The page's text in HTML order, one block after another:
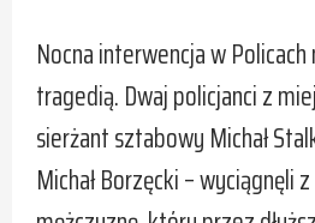
Nocna interwencja w
tragedią. Dwaj policjanci z
sierżant sztabowy Michał
Michał Borzęcki – wyciągnęli